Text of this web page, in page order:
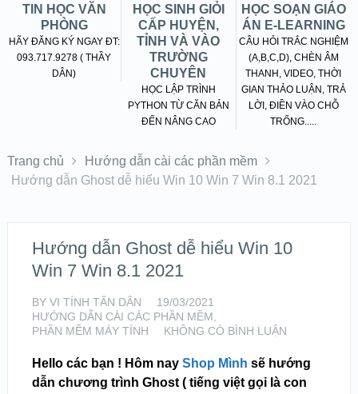
TIN HỌC VĂN
PHÒNG
HÃY ĐĂNG KÝ NGAY ĐT:
093.717.9278 ( THẦY
DÂN)
HỌC SINH GIỎI
CẤP HUYỆN,
TỈNH VÀ VÀO
TRƯỜNG
CHUYÊN
HỌC LẬP TRÌNH
PYTHON TỪ CĂN BẢN
ĐẾN NÂNG CAO
HỌC SOẠN GIÁO
ÁN E-LEARNING
CÂU HỎI TRẮC NGHIỆM
(A,B,C,D), CHÈN ÂM
THANH, VIDEO, THỜI
GIAN THẢO LUẬN, TRẢ
LỜI, ĐIỀN VÀO CHỖ
TRỐNG.....
Trang chủ
Hướng dẫn cài các phần mềm
Hướng dẫn Ghost dễ hiểu Win 10 Win 7 Win 8.1 2021
Hướng dẫn Ghost dễ hiểu Win 10
Win 7 Win 8.1 2021
BY VI TÍNH TẤN DÂN
19/03/2021
HƯỚNG DẪN CÀI CÁC PHẦN MỀM
PHẦN MỀM MÁY TÍNH
KHÔNG CÓ BÌNH LUẬN
Hello các bạn ! Hôm nay Shop Mình sẽ hướng
dẫn chương trình Ghost ( tiếng việt gọi là con